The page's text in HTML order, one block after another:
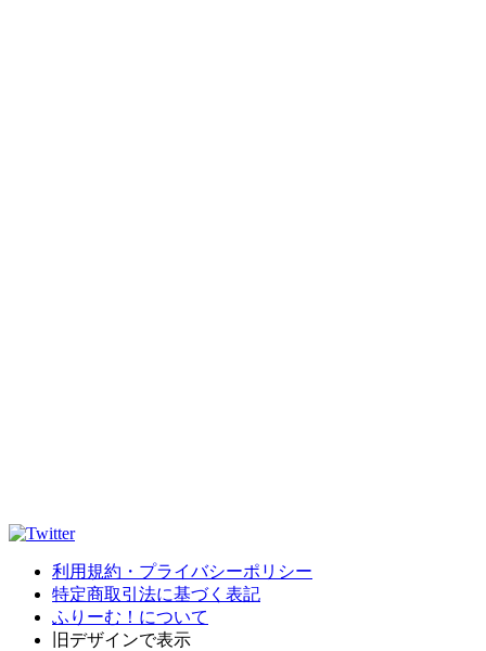
利用規約・プライバシーポリシー
特定商取引法に基づく表記
ふりーむ！について
旧デザインで表示